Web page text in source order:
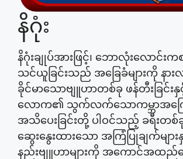
နိဂုံး
နိဂုံးချုပ်အားဖြင့်၊ ဘောလုံးလောင်းက
သင်ယူခြင်းသည် အခြေခံများကို နားလ
ခိုင်မာသောဗျူဟာတစ်ခု ဖန်တီးခြင်း
လောက၏ သွက်လက်သောကမ္ဘာအကြ
အသိပေးခြင်းတို့ ပါဝင်သည့် ခရီးတစ်
ဆွေးနွေးထားသော အကြံပြုချက်များ
နည်းဗျူဟာများကို အကောင်အထည်ဖော်